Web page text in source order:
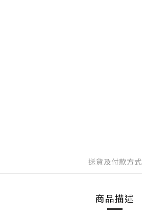
送貨及付款方式
商品描述